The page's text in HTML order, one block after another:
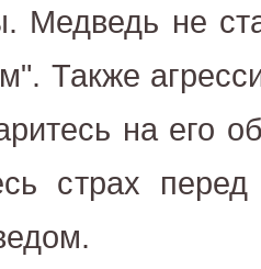
Медведь не
Также
на его
страх